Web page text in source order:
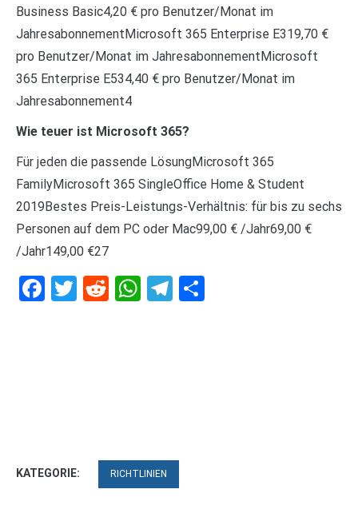
Business Basic4,20 € pro Benutzer/Monat im
JahresabonnementMicrosoft 365 Enterprise E319,70 €
pro Benutzer/Monat im JahresabonnementMicrosoft
365 Enterprise E534,40 € pro Benutzer/Monat im
Jahresabonnement4
Wie teuer ist Microsoft 365?
Für jeden die passende LösungMicrosoft 365
FamilyMicrosoft 365 SingleOffice Home & Student
2019Bestes Preis-Leistungs-Verhältnis: für bis zu sechs
Personen auf dem PC oder Mac99,00 € /Jahr69,00 €
/Jahr149,00 €27
Facebook
Twitter
RedditWhatsApp
Telegram
KATEGORIE: RICHTLINIEN